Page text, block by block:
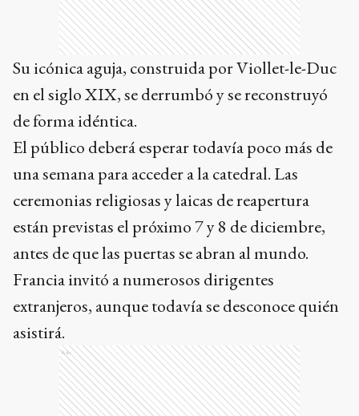
Su icónica aguja, construida por Viollet-le-Duc
en el siglo XIX, se derrumbó y se reconstruyó
de forma idéntica.
El público deberá esperar todavía poco más de
una semana para acceder a la catedral. Las
ceremonias religiosas y laicas de reapertura
están previstas el próximo 7 y 8 de diciembre,
antes de que las puertas se abran al mundo.
Francia invitó a numerosos dirigentes
extranjeros, aunque todavía se desconoce quién
asistirá.
Ads